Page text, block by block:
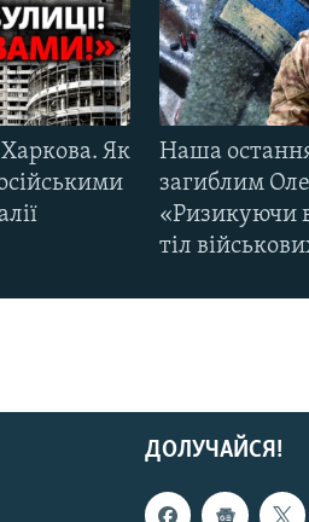
Як
Наша
загиблим
«Ризикуючи
тіл
ДОЛУЧАЙСЯ!